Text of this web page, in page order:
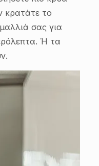
κρατάτε το
σας για
Ή τα